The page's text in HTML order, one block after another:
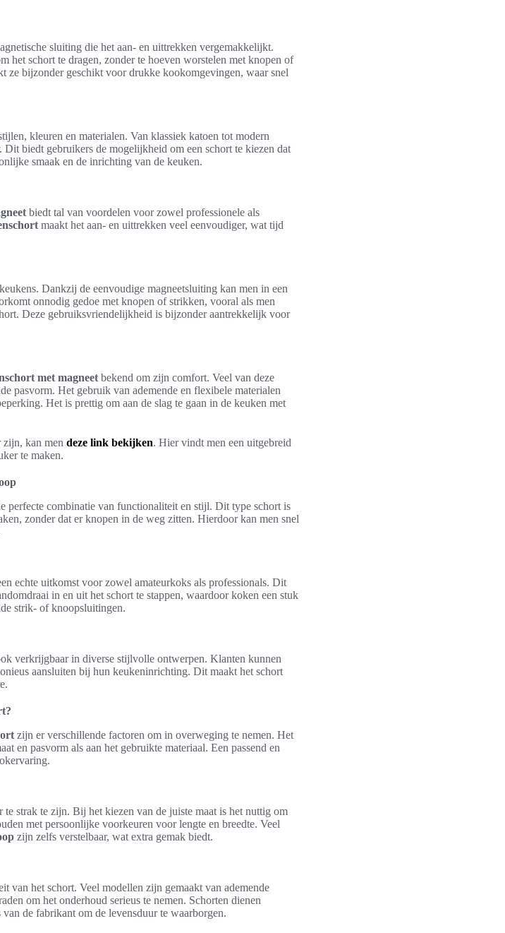
sluiting die het aan- en uittrekken vergemakkelijkt.
het schort te dragen, zonder te hoeven worstelen met knopen of
ze bijzonder geschikt voor drukke kookomgevingen, waar snel
kleuren en materialen. Van klassiek katoen tot modern
Dit biedt gebruikers de mogelijkheid om een schort te kiezen dat
smaak en de inrichting van de keuken.
biedt tal van voordelen voor zowel professionele als
maakt het aan- en uittrekken veel eenvoudiger, wat tijd
Dankzij de eenvoudige magneetsluiting kan men in een
onnodig gedoe met knopen of strikken, vooral als men
Deze gebruiksvriendelijkheid is bijzonder aantrekkelijk voor
met magneet bekend om zijn comfort. Veel van deze
pasvorm. Het gebruik van ademende en flexibele materialen
Het is prettig om aan de slag te gaan in de keuken met
zijn, kan men deze link bekijken. Hier vindt men een uitgebreid
te maken.
perfecte combinatie van functionaliteit en stijl. Dit type schort is
zonder dat er knopen in de weg zitten. Hierdoor kan men snel
echte uitkomst voor zowel amateurkoks als professionals. Dit
in en uit het schort te stappen, waardoor koken een stuk
strik- of knoopsluitingen.
verkrijgbaar in diverse stijlvolle ontwerpen. Klanten kunnen
aansluiten bij hun keukeninrichting. Dit maakt het schort
zijn er verschillende factoren om in overweging te nemen. Het
en pasvorm als aan het gebruikte materiaal. Een passend en
te strak te zijn. Bij het kiezen van de juiste maat is het nuttig om
met persoonlijke voorkeuren voor lengte en breedte. Veel
zijn zelfs verstelbaar, wat extra gemak biedt.
van het schort. Veel modellen zijn gemaakt van ademende
om het onderhoud serieus te nemen. Schorten dienen
de fabrikant om de levensduur te waarborgen.